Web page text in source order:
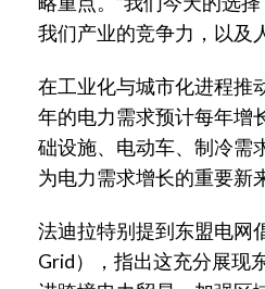
我们产业的竞争力，以及
在工业化与城市化进程推
年的电力需求预计每年增
础设施、电动车、制冷需
为电力需求增长的重要新
法迪拉特别提到东盟电网
Grid），指出这充分展现